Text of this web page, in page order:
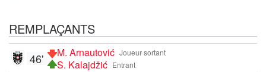
REMPLAÇANTS
Joueur sortant
M. Arnautović
Entrant
S. Kalajdžić
46'